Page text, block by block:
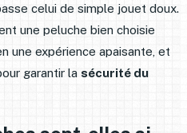
celui de simple jouet doux.
une peluche bien choisie
une expérience apaisante, et
garantir la sécurité du